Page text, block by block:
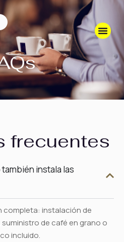
frecuentes
instala las
completa: instalación de
de café en grano o
incluido.